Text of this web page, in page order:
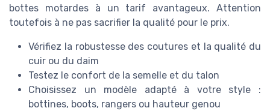
bottes motardes à un tarif avantageux. Attention
toutefois à ne pas sacrifier la qualité pour le prix.
Vérifiez la robustesse des coutures et la qualité du
cuir ou du daim
Testez le confort de la semelle et du talon
Choisissez un modèle adapté à votre style :
bottines, boots, rangers ou hauteur genou